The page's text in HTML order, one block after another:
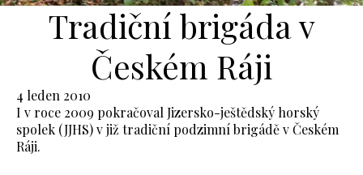
Tradiční brigáda v
Českém Ráji
4 leden 2010
I v roce 2009 pokračoval Jizersko-ještědský horský
spolek (JJHS) v již tradiční podzimní brigádě v Českém
Ráji.